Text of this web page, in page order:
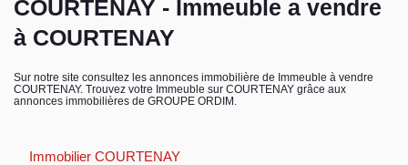
Immobilier pro
Faire gérer
Syndic
COURTENAY - Immeuble a vendre
à COURTENAY
Sur notre site consultez les annonces immobilière de Immeuble à vendre
COURTENAY. Trouvez votre Immeuble sur COURTENAY grâce aux
annonces immobilières de GROUPE ORDIM.
Immobilier COURTENAY